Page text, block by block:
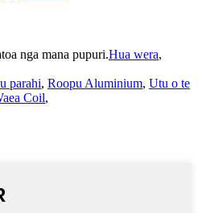
nga mana pupuri.Hua wera,
parahi, Roopu Aluminium, Utu o te
Coil,